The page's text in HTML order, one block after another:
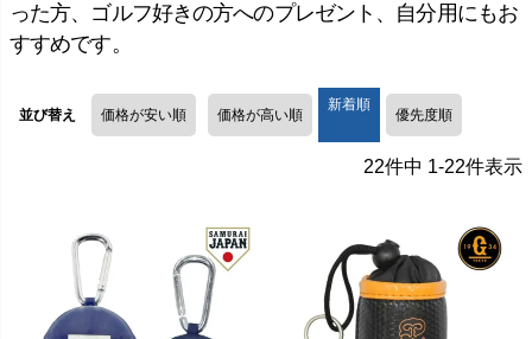
った方、ゴルフ好きの方へのプレゼント、自分用にもお
すすめです。
並び替え 価格が安い順 価格が高い順
新着順
優先度順
22件中 1-22件表示